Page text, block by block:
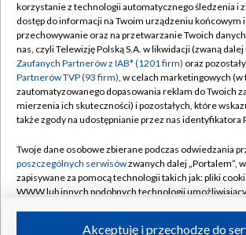
TVP
Abonament TVP
Emisja w TVP
Centrum informacji TVP
Naziemna Telewizja Cyfrowa
Rada Programowa
System NOS
Informacje o nadawcy
Regulamin TVP
Polityka prywatności
Moje zgody
Pomoc
Kontakt
Kanały
korzystanie z technologii automatycznego śledzenia i
dostęp do informacji na Twoim urządzeniu końcowym i
przechowywanie oraz na przetwarzanie Twoich
nas, czyli Telewizję Polską S.A. w likwidacji (zwaną dalej
Zaufanych Partnerów z IAB* (1201 firm) oraz
Partnerów TVP (93 firm), w celach marketingowych (w
zautomatyzowanego dopasowania reklam do Twoich
mierzenia ich skuteczności) i pozostałych, które
także zgody na udostępnianie przez nas identyfikatora
Twoje dane osobowe zbierane podczas odwiedzania
poszczególnych serwisówzwanych dalej „Portalem”,
zapisywane za pomocą technologii takich jak: pliki
WWW lub innych podobnych technologii
Akceptuję i przechodzę do